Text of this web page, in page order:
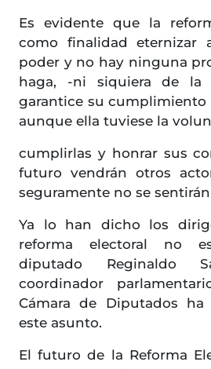
Es evidente que la
como finalidad eternizar
poder y no hay ninguna
haga, -ni siquiera de la
garantice su cumplimiento
aunque ella tuviese la
cumplirlas y honrar sus
futuro vendrán otros
seguramente no se
Ya lo han dicho los
reforma electoral no
diputado Reginaldo
coordinador
Cámara de Diputados
este asunto.
El futuro de la Reforma